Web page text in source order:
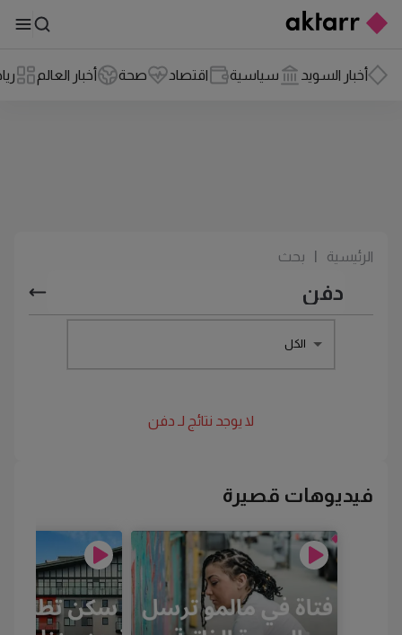
أخبار السويد سياسية اقتصاد صحة أخبار العالم
الرئيسية بحث
الكل
لا يوجد نتائج لـ دفن
فيديوهات قصيرة